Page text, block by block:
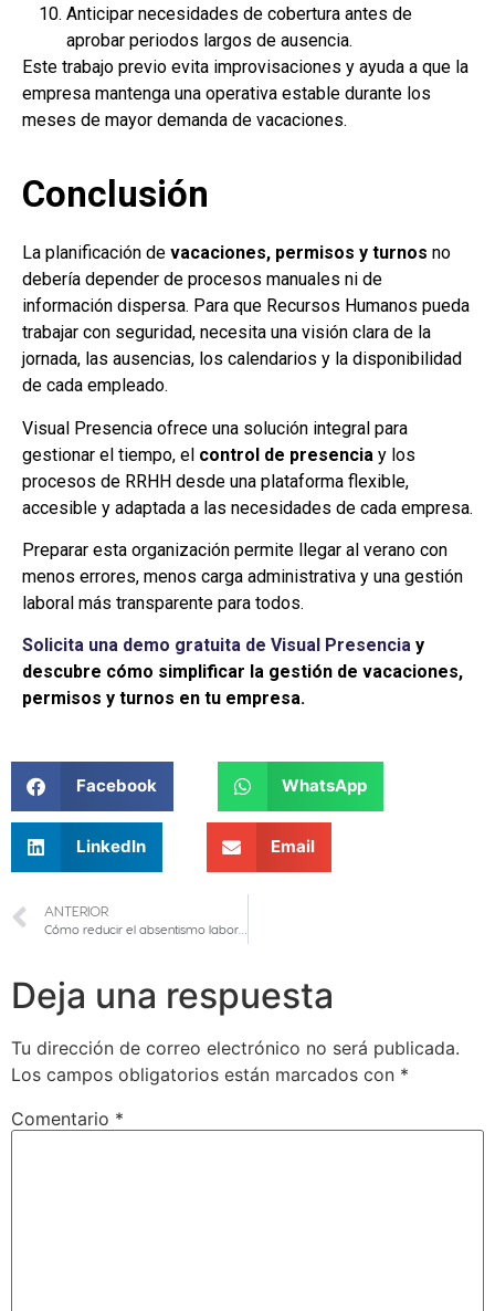
Anticipar necesidades de cobertura antes de
aprobar periodos largos de ausencia.
Este trabajo previo evita improvisaciones y ayuda a que la
empresa mantenga una operativa estable durante los
meses de mayor demanda de vacaciones.
Conclusión
La planificación de vacaciones, permisos y turnos no
debería depender de procesos manuales ni de
información dispersa. Para que Recursos Humanos pueda
trabajar con seguridad, necesita una visión clara de la
jornada, las ausencias, los calendarios y la disponibilidad
de cada empleado.
Visual Presencia ofrece una solución integral para
gestionar el tiempo, el control de presencia y los
procesos de RRHH desde una plataforma flexible,
accesible y adaptada a las necesidades de cada empresa.
Preparar esta organización permite llegar al verano con
menos errores, menos carga administrativa y una gestión
laboral más transparente para todos.
Solicita una demo gratuita de Visual Presencia y
descubre cómo simplificar la gestión de vacaciones,
permisos y turnos en tu empresa.
Facebook WhatsApp
LinkedIn Email
ANTERIOR
Deja una respuesta
Tu dirección de correo electrónico no será publicada.
Los campos obligatorios están marcados con *
Comentario *